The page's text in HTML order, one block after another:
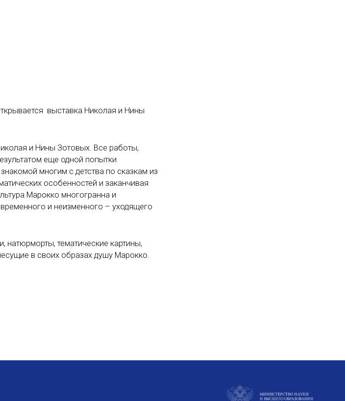
выставка Николая и Нины
и Нины Зотовых. Все работы,
еще одной попытки
многим с детства по сказкам из
особенностей и заканчивая
Марокко многогранна и
и неизменного – уходящего
натюрморты, тематические картины,
в своих образах душу Марокко.